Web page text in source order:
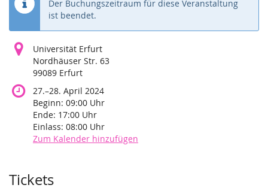
Der Buchungszeitraum für diese Veranstaltung
ist beendet.
Universität Erfurt
Nordhäuser Str. 63
99089 Erfurt
27.–bis
28. April 2024
Beginn: 09:00 Uhr
Ende: 17:00 Uhr
Einlass: 08:00 Uhr
Zum Kalender hinzufügen
Produkte
Tickets